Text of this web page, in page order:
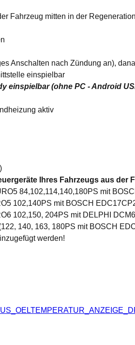
Fahrzeug mitten in der
Anschalten nach Zündung an),
einspielbar
einspielbar (ohne PC - Android
aktiv
Ihres Fahrzeugs aus
84,102,114,140,180PS mit
102,140PS mit BOSCH
102,150, 204PS mit DELPHI
140, 163, 180PS mit BOSCH
werden!